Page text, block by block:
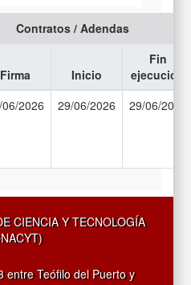
Contratos / Adendas
Firma Inicio
Fin
ejecución
2026 29/06/2026 29/06/2028
CIENCIA Y TECNOLOGÍA
entre Teófilo del Puerto y